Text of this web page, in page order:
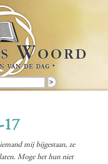
>
17
mij bijgestaan, ze
Moge het hun niet